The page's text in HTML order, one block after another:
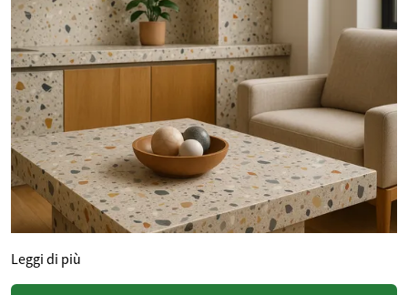
Leggi di più